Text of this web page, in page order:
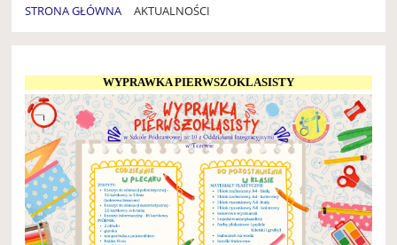
STRONA GŁÓWNA AKTUALNOŚCI
WYPRAWKA PIERWSZOKLASISTY